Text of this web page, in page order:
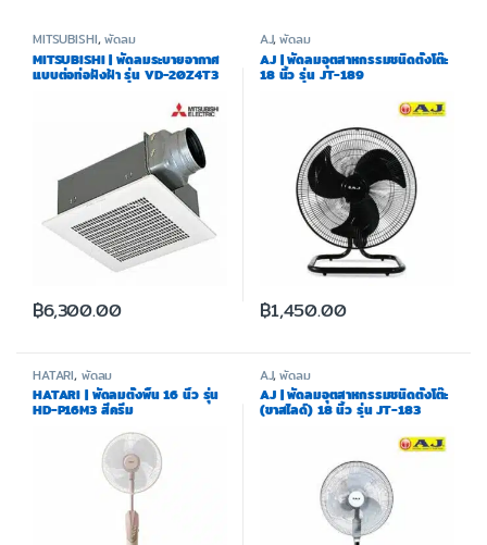
MITSUBISHI,พัดลม
MITSUBISHI | พัดลมระบายอากาศ
แบบต่อท่อฝังฝ้า รุ่น VD-20Z4T3
฿6,300.00
AJ,พัดลม
AJ | พัดลมอุตสาหกรรมชนิดตั้งโต๊ะ
18 นิ้ว รุ่น JT-189
฿1,450.00
HATARI, พัดลม
HATARI | พัดลมตั้งพื้น 16 นิ้ว รุ่น
HD-P16M3 สีครีม
AJ,พัดลม
AJ | พัดลมอุตสาหกรรมชนิดตั้งโต๊ะ
(ขาสไลด์) 18 นิ้ว รุ่น JT-183